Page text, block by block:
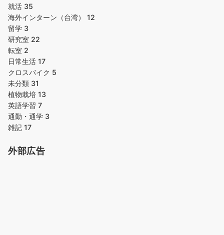
就活 35
海外インターン（台湾） 12
留学 3
研究室 22
転室 2
日常生活 17
クロスバイク 5
未分類 31
植物栽培 13
英語学習 7
通勤・通学 3
雑記 17
外部広告